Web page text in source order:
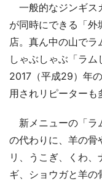
一般的なジンギス
が同時にできる「外
店。真ん中の山で
しゃぶしゃぶ「ラム
2017（平成29）年
用されリピーターも
新メニューの「ラ
の代わりに、羊の骨
リ、うこぎ、くわ
ギ、ショウガと羊の